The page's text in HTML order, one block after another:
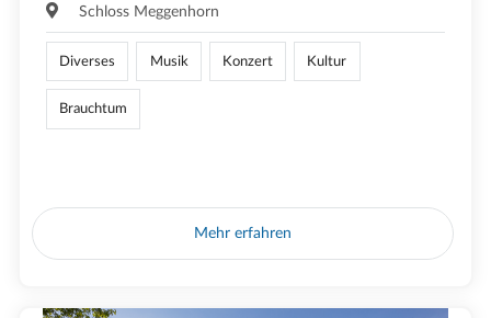
Schloss Meggenhorn
Diverses Musik Konzert Kultur
Brauchtum
Mehr erfahren